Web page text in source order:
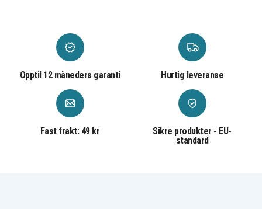
Opptil 12 måneders garanti Hurtig leveranse
Fast frakt: 49 kr
Sikre produkter - EU-
standard